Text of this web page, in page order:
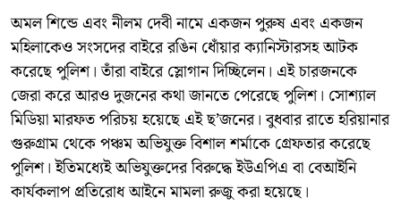
অমল শিন্ডে এবং নীলম দেবী নামে একজন পুরুষ এবং একজন
মহিলাকেও সংসদের বাইরে রঙিন ধোঁয়ার ক্যানিস্টারসহ আটক
করেছে পুলিশ। তাঁরা বাইরে স্লোগান দিচ্ছিলেন। এই চারজনকে
জেরা করে আরও দুজনের কথা জানতে পেরেছে পুলিশ। সোশ্যাল
মিডিয়া মারফত পরিচয় হয়েছে এই ছ’জনের। বুধবার রাতে হরিয়ানার
গুরুগ্রাম থেকে পঞ্চম অভিযুক্ত বিশাল শর্মাকে গ্রেফতার করেছে
পুলিশ। ইতিমধ্যেই অভিযুক্তদের বিরুদ্ধে ইউএপিএ বা বেআইনি
কার্যকলাপ প্রতিরোধ আইনে মামলা রুজু করা হয়েছে।